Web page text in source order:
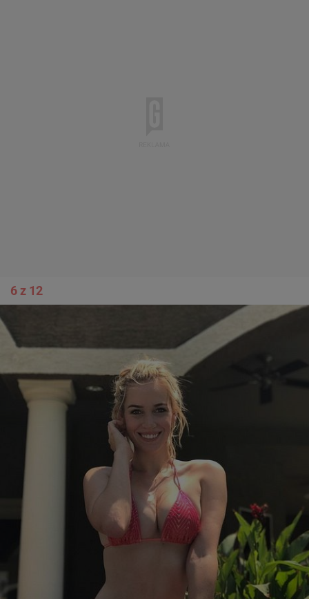
6 z 12